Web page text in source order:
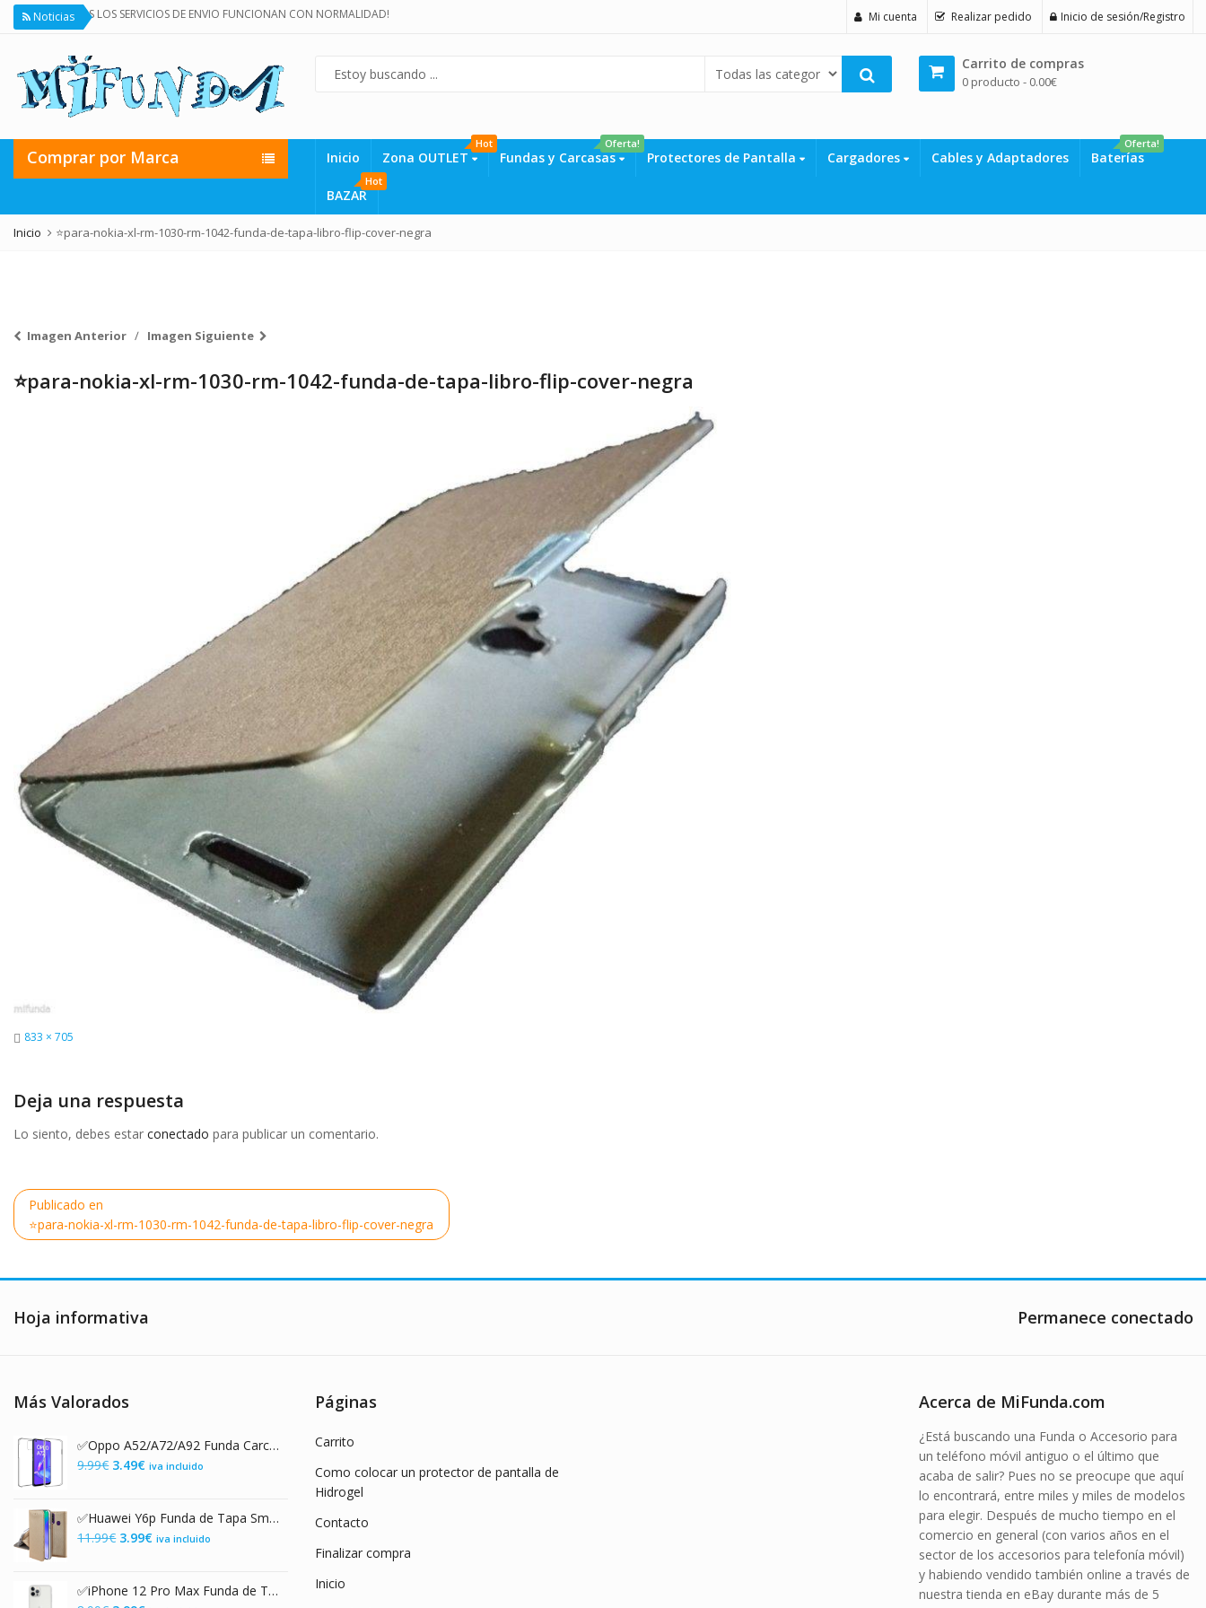
Noticias
¡TODOS LOS SERVICIOS DE ENVIO FUNCIONAN CON NORMALIDAD! Mi cuenta Realizar pedido Inicio de sesión/Registro
Carrito de compras
0 producto - 0.00€
Comprar por Marca Inicio Zona OUTLET
Hot
Fundas y Carcasas
Oferta!
Protectores de Pantalla Cargadores Cables y Adaptadores Baterías
Oferta!
BAZAR
Hot
Inicio ⭐para-nokia-xl-rm-1030-rm-1042-funda-de-tapa-libro-flip-cover-negra
Imagen Anterior Imagen Siguiente
⭐para-nokia-xl-rm-1030-rm-1042-funda-de-tapa-libro-flip-cover-negra
Tamaño
833 × 705
Deja una respuesta
Lo siento, debes estar conectado para publicar un comentario.
Navegación
de
entradas
Publicado en
⭐para-nokia-xl-rm-1030-rm-1042-funda-de-tapa-libro-flip-cover-negra
Hoja informativa Permanece conectado
Más Valorados
✅Oppo A52/A72/A92 Funda Carcasa Doble Transparente con Protección Total 360º
9.99€ El
era:
9.99€.
3.49€El
es:
3.49€.
iva incluido
✅Huawei Y6p Funda de Tapa Smart Magnet Dorada
11.99€ El
era:
3.99€El
es:
iva incluido
✅iPhone 12 Pro Max Funda de TPU Transparente 2.0mm Premium con Protección de Cámara
Páginas
Carrito
Como colocar un protector de pantalla de
Hidrogel
Contacto
Finalizar compra
Inicio
Acerca de MiFunda.com
¿Está buscando una Funda o Accesorio para
un teléfono móvil antiguo o el último que
acaba de salir? Pues no se preocupe que aquí
lo encontrará, entre miles y miles de modelos
para elegir. Después de mucho tiempo en el
comercio en general (con varios años en el
sector de los accesorios para telefonía móvil)
y habiendo vendido también online a través de
nuestra tienda en eBay durante más de 5